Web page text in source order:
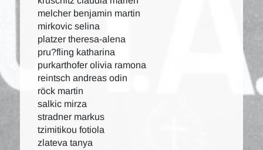
melcher benjamin martin
mirkovic selina
platzer theresa-alena
pru?fling katharina
purkarthofer olivia ramona
reintsch andreas odin
röck martin
salkic mirza
stradner markus
tzimitikou fotiola
zlateva tanya